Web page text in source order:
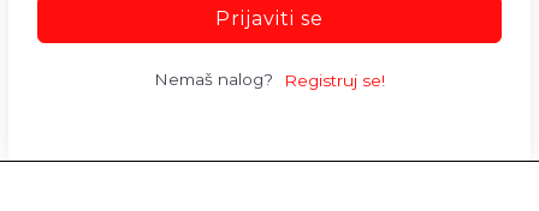
Prijaviti se
Nemaš nalog? Registruj se!